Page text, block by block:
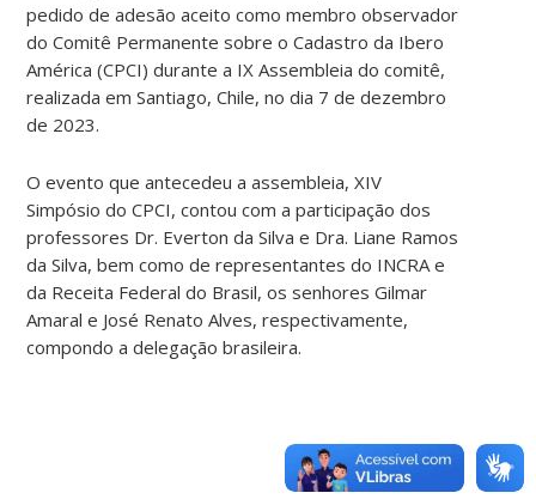
pedido de adesão aceito como membro observador
do Comitê Permanente sobre o Cadastro da Ibero
América (CPCI) durante a IX Assembleia do comitê,
realizada em Santiago, Chile, no dia 7 de dezembro
de 2023.
O evento que antecedeu a assembleia, XIV
Simpósio do CPCI, contou com a participação dos
professores Dr. Everton da Silva e Dra. Liane Ramos
da Silva, bem como de representantes do INCRA e
da Receita Federal do Brasil, os senhores Gilmar
Amaral e José Renato Alves, respectivamente,
compondo a delegação brasileira.